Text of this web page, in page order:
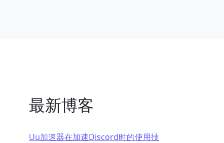
最新博客
Uu加速器在加速Discord时的使用技